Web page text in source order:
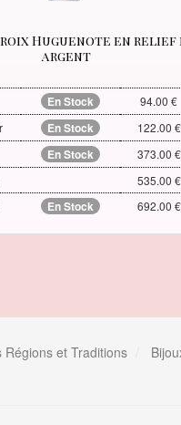
Huguenote en relief
argent
En Stock
94.00 €
En Stock
122.00 €
En Stock
373.00 €
535.00 €
En Stock 692.00 €
Régions et Traditions